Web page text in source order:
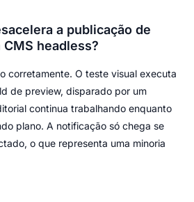
a publicação de
headless?
corretamente. O teste visual executa
de preview, disparado por um
continua trabalhando enquanto
plano. A notificação só chega se
o que representa uma minoria